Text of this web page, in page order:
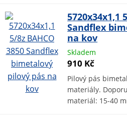
5720x34x1,1
Sandflex
na kov
Skladem
910 Kč
Pilový pás
materiály.
materiál: 15-40